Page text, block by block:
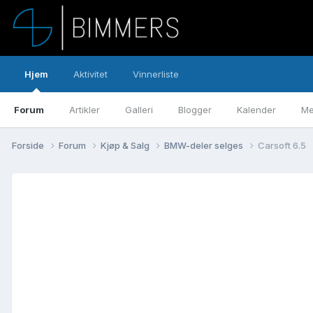
Hjem
Forum Artikler Galleri Blogger Kalender
Aktivitet Vinnerliste
Forside Forum Kjøp & Salg BMW-deler selges Carsoft 6.5